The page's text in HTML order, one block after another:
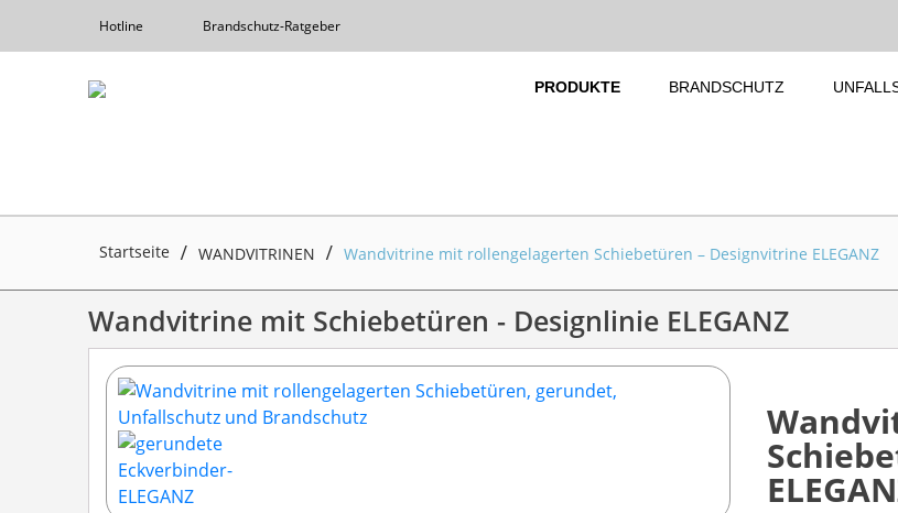
Hotline Brandschutz-Ratgeber
PRODUKTE BRANDSCHUTZ
Startseite WANDVITRINEN Wandvitrine mit rollengelagerten Schiebetüren – Designvitrine ELEGANZ
Wandvitrine mit Schiebetüren - Designlinie ELEGANZ